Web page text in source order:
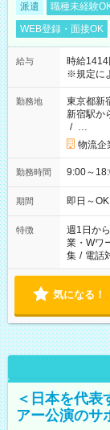
派遣 職種未経験
WEB登録・面接OK
給与
時給
※規定に
勤務地
東京都新
新宿駅か
/ …
物流企
勤務時間 9:00～
期間 即日～
特徴 週1日か
業・Wワ
集 / 電話
気になる！
＜日本を代表
アー公演のサ